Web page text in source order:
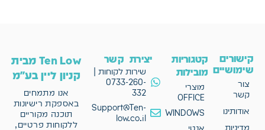
קישורים
שימושיים
צור
קשר
אודותינו
מדיניות
קטגוריות
מובילות
מוצרי
OFFICE
WINDOWS
יצירת קשר
שירות לקוחות |
0733-260-
332
Support@Ten-
low.co.il
Ten Low מבית
קניון ליין בע"מ
אנו מתמחים
באספקת רישיונות
תוכנה מקוריים
ללקוחות פרטיים,